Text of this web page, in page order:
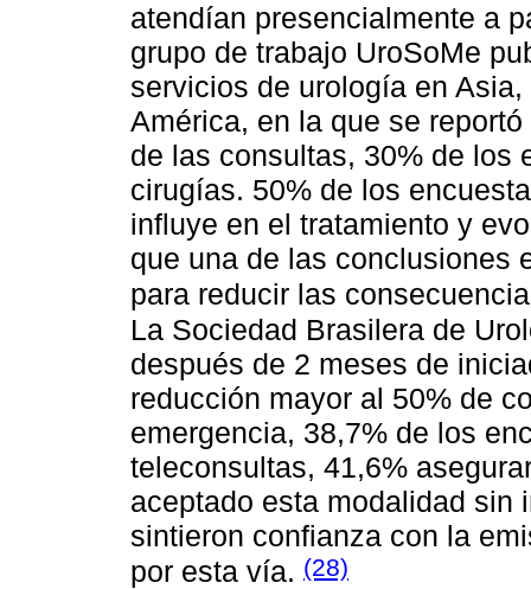
atendían presencialmente a
grupo de trabajo UroSoMe
servicios de urología en
América, en la que se
de las consultas, 30% de los
cirugías. 50% de los
influye en el tratamiento y
que una de las conclusiones
para reducir las
La Sociedad Brasilera de
después de 2 meses de
reducción mayor al 50% de
emergencia, 38,7% de los
teleconsultas, 41,6%
aceptado esta modalidad sin
sintieron confianza con la
por esta vía. (28)